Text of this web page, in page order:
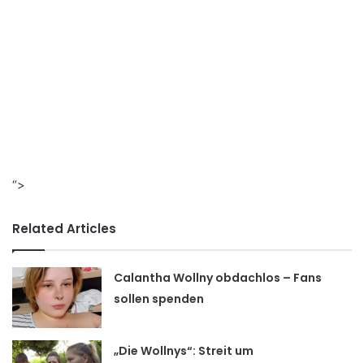
“>
Related Articles
Calantha Wollny obdachlos – Fans
sollen spenden
„Die Wollnys“: Streit um